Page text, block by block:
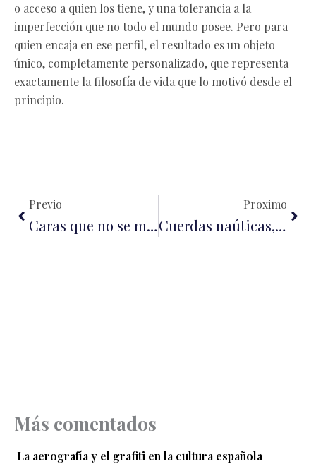
o acceso a quien los tiene, y una tolerancia a la
imperfección que no todo el mundo posee. Pero para
quien encaja en ese perfil, el resultado es un objeto
único, completamente personalizado, que representa
exactamente la filosofía de vida que lo motivó desde el
principio.
Previo
Caras que no se mueven: el precio invisible de la perfección en Hollywood
Proximo
Cuerdas naúticas, un fiel aliado marino
Más comentados
La aerografía y el grafiti en la cultura española